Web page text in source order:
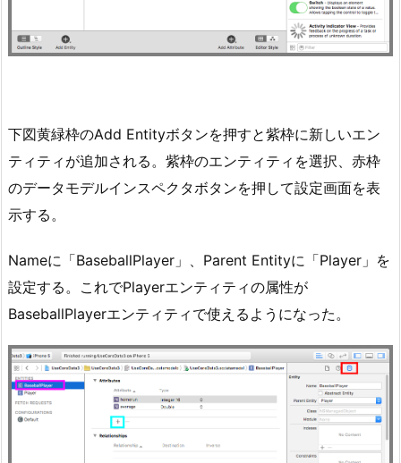
下図黄緑枠のAdd Entityボタンを押すと紫枠に新しいエン
ティティが追加される。紫枠のエンティティを選択、赤枠
のデータモデルインスペクタボタンを押して設定画面を表
示する。
Nameに「BaseballPlayer」、Parent Entityに「Player」を
設定する。これでPlayerエンティティの属性が
BaseballPlayerエンティティで使えるようになった。